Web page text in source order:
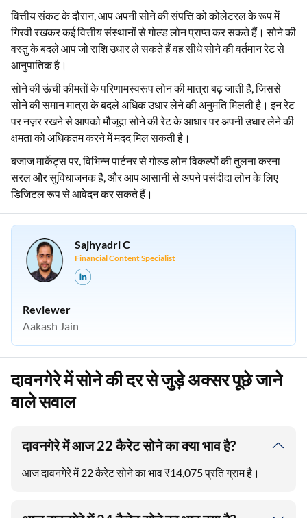
वित्तीय संकट के दौरान, आप अपनी सोने की संपत्ति को कोलेटरल के रूप में
गिरवी रखकर कई वित्तीय संस्थानों से गोल्ड लोन प्राप्त कर सकते हैं। सोने की
वस्तु के बदले आप जो राशि उधार ले सकते हैं वह सीधे सोने की वर्तमान रेट से
आनुपातिक है।
सोने की ऊंची कीमतों के परिणामस्वरूप लोन की मात्रा बढ़ जाती है, जिससे
सोने की समान मात्रा के बदले अधिक उधार लेने की अनुमति मिलती है। इन रेट
पर नज़र रखने से आपको मौजूदा सोने की रेट के आधार पर अपनी उधार लेने की
क्षमता को अधिकतम करने में मदद मिल सकती है।
बजाज मार्केट्स पर, विभिन्न पार्टनर से गोल्ड लोन विकल्पों की तुलना करना
सरल और सुविधाजनक है, और आप आसानी से अपने पसंदीदा लोन के लिए
डिजिटल रूप से आवेदन कर सकते हैं।
Sajhyadri C
Financial Content Specialist
Reviewer
Aakash Jain
दावनगेरे में सोने की दर से जुड़े अक्सर पूछे जाने
वाले सवाल
दावनगेरे में आज 22 कैरेट सोने का क्या भाव है?
आज दावनगेरे में 22 कैरेट सोने का भाव ₹14,075 प्रति ग्राम है।